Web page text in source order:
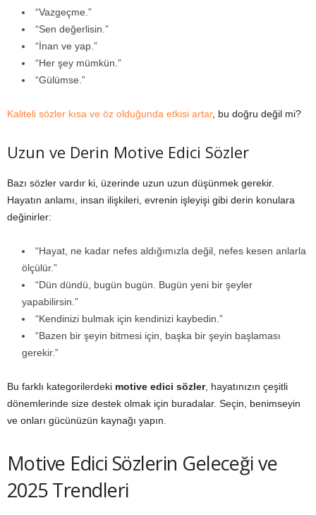
“Vazgeçme.”
“Sen değerlisin.”
“İnan ve yap.”
“Her şey mümkün.”
“Gülümse.”
Kaliteli sözler kısa ve öz olduğunda etkisi artar, bu doğru değil mi?
Uzun ve Derin Motive Edici Sözler
Bazı sözler vardır ki, üzerinde uzun uzun düşünmek gerekir.
Hayatın anlamı, insan ilişkileri, evrenin işleyişi gibi derin konulara
değinirler:
“Hayat, ne kadar nefes aldığımızla değil, nefes kesen anlarla
ölçülür.”
“Dün dündü, bugün bugün. Bugün yeni bir şeyler
yapabilirsin.”
“Kendinizi bulmak için kendinizi kaybedin.”
“Bazen bir şeyin bitmesi için, başka bir şeyin başlaması
gerekir.”
Bu farklı kategorilerdeki motive edici sözler, hayatınızın çeşitli
dönemlerinde size destek olmak için buradalar. Seçin, benimseyin
ve onları gücünüzün kaynağı yapın.
Motive Edici Sözlerin Geleceği ve
2025 Trendleri